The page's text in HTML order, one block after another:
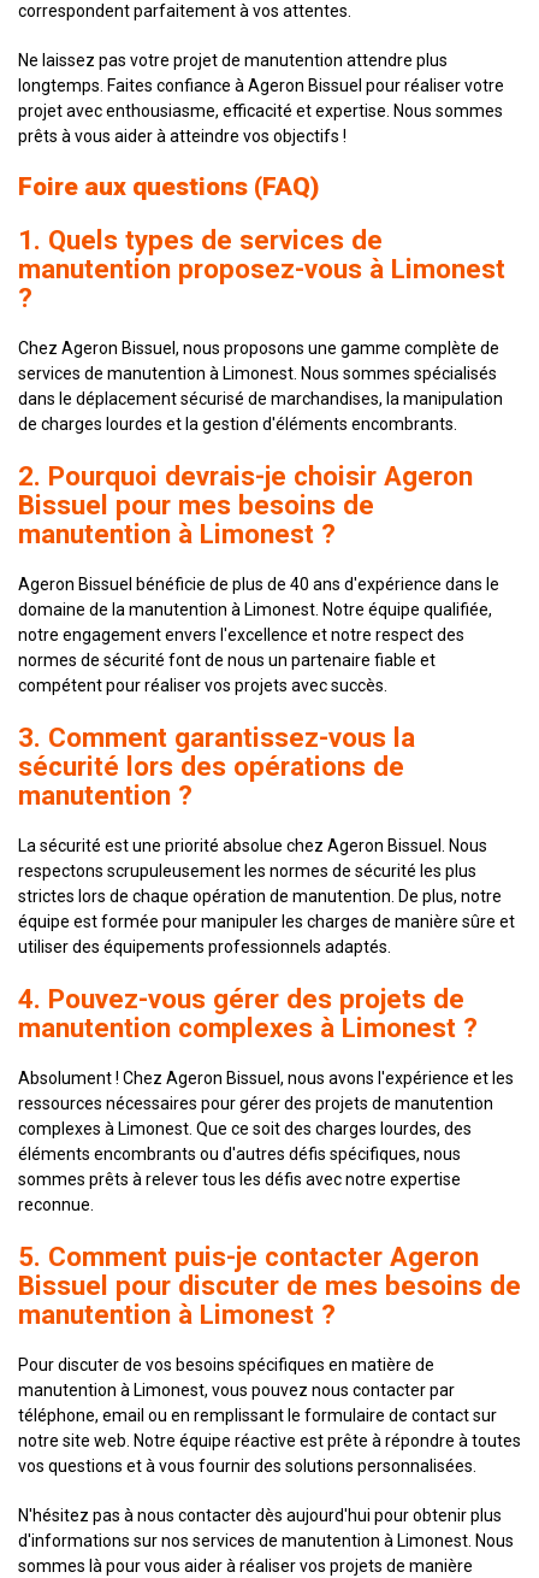
correspondent parfaitement à vos attentes.
Ne laissez pas votre projet de manutention attendre plus
longtemps. Faites confiance à Ageron Bissuel pour réaliser votre
projet avec enthousiasme, efficacité et expertise. Nous sommes
prêts à vous aider à atteindre vos objectifs !
Foire aux questions (FAQ)
1. Quels types de services de
manutention proposez-vous à Limonest
?
Chez Ageron Bissuel, nous proposons une gamme complète de
services de manutention à Limonest. Nous sommes spécialisés
dans le déplacement sécurisé de marchandises, la manipulation
de charges lourdes et la gestion d'éléments encombrants.
2. Pourquoi devrais-je choisir Ageron
Bissuel pour mes besoins de
manutention à Limonest ?
Ageron Bissuel bénéficie de plus de 40 ans d'expérience dans le
domaine de la manutention à Limonest. Notre équipe qualifiée,
notre engagement envers l'excellence et notre respect des
normes de sécurité font de nous un partenaire fiable et
compétent pour réaliser vos projets avec succès.
3. Comment garantissez-vous la
sécurité lors des opérations de
manutention ?
La sécurité est une priorité absolue chez Ageron Bissuel. Nous
respectons scrupuleusement les normes de sécurité les plus
strictes lors de chaque opération de manutention. De plus, notre
équipe est formée pour manipuler les charges de manière sûre et
utiliser des équipements professionnels adaptés.
4. Pouvez-vous gérer des projets de
manutention complexes à Limonest ?
Absolument ! Chez Ageron Bissuel, nous avons l'expérience et les
ressources nécessaires pour gérer des projets de manutention
complexes à Limonest. Que ce soit des charges lourdes, des
éléments encombrants ou d'autres défis spécifiques, nous
sommes prêts à relever tous les défis avec notre expertise
reconnue.
5. Comment puis-je contacter Ageron
Bissuel pour discuter de mes besoins de
manutention à Limonest ?
Pour discuter de vos besoins spécifiques en matière de
manutention à Limonest, vous pouvez nous contacter par
téléphone, email ou en remplissant le formulaire de contact sur
notre site web. Notre équipe réactive est prête à répondre à toutes
vos questions et à vous fournir des solutions personnalisées.
N'hésitez pas à nous contacter dès aujourd'hui pour obtenir plus
d'informations sur nos services de manutention à Limonest. Nous
sommes là pour vous aider à réaliser vos projets de manière